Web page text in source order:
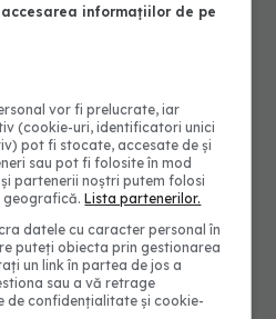
informațiilor de pe
vor fi prelucrate, iar
(cookie-uri, identificatori unici
pot fi stocate, accesate de și
sau pot fi folosite în mod
partenerii noștri putem folosi
geografică.Lista partenerilor.
datele cu caracter personal în
puteți obiecta prin gestionarea
un link în partea de jos a
sau a vă retrage
de confidențialitate și cookie-